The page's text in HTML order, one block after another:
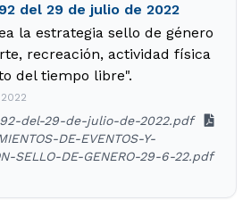
del 29 de julio de 2022
la estrategia sello de género
recreación, actividad física
del tiempo libre".
del-29-de-julio-de-2022.pdf
DE-EVENTOS-Y-
SELLO-DE-GENERO-29-6-22.pdf